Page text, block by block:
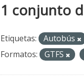
1 conjunto
Etiquetas: Autobús
Formatos:
GTFS